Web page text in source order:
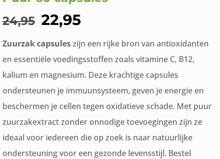
24,95 Oorspronkelijke
was:
€24,95.
22,95
is:
€22,95.
Zuurzak capsuleszijn een rijke bron van antioxidanten
en essentiële voedingsstoffen zoals vitamine C, B12,
kalium en magnesium. Deze krachtige capsules
ondersteunen je immuunsysteem, geven je energie en
beschermen je cellen tegen oxidatieve schade. Met puur
zuurzakextract zonder onnodige toevoegingen zijn ze
ideaal voor iedereen die op zoek is naar natuurlijke
ondersteuning voor een gezonde levensstijl. Bestel